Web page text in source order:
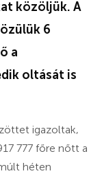
közöljük. A
6
a
oltását is
igazoltak,
777 főre nőtt a
héten